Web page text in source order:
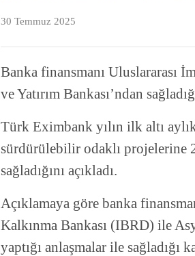
30 Temmuz 2025
Banka finansmanı Uluslararası
ve Yatırım Bankası’ndan
Türk Eximbank yılın ilk altı
sürdürülebilir odaklı projelerine
sağladığını açıkladı.
Açıklamaya göre banka
Kalkınma Bankası (IBRD) ile
yaptığı anlaşmalar ile sağladığı